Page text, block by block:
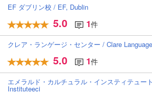
EF ダブリン校 / EF, Dublin
5.0 1件
クレア・ランゲージ・センター / Clare
5.0 1件
エメラルド・カルチュラル・インスティテュー
Instituteeci